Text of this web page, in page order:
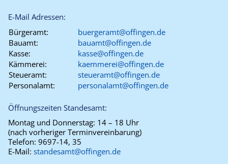
E-Mail Adressen:
Bürgeramt:
buergeramt@offingen.de
Bauamt:
bauamt@offingen.de
Kasse:
kasse@offingen.de
Kämmerei:
kaemmerei@offingen.de
Steueramt:
steueramt@offingen.de
Personalamt:
personalamt@offingen.de
Öffnungszeiten Standesamt:
Montag und Donnerstag: 14 – 18 Uhr
(nach vorheriger Terminvereinbarung)
Telefon: 9697-14, 35
E-Mail: standesamt@offingen.de